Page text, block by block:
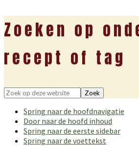
Zoeken op
recept of tag
Zoek
deze
website
Spring naar de hoofdnavigatie
Door naar de hoofd inhoud
Spring naar de eerste sidebar
Spring naar de voettekst